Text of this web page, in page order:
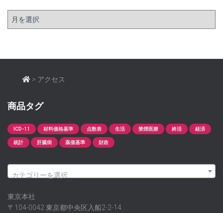
ー
> アクセス
商品タグ
ICD-11 材料価格基準 点数表 生活 禁煙医療 終活 経済
統計 肝臓病 薬価基準 財政
カテゴリーを選択
東京本社
〒104-0042 東京都中央区入船2-2-14